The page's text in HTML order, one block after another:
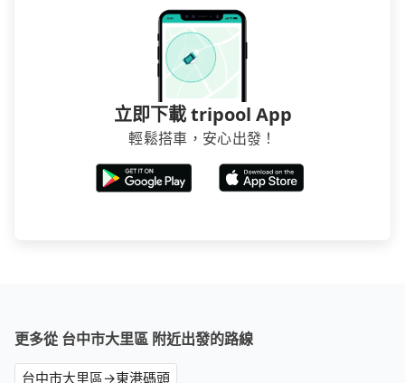
立即下載 tripool App
輕鬆搭車，安心出發！
更多從 台中市大里區 附近出發的路線
台中市大里區→東港碼頭